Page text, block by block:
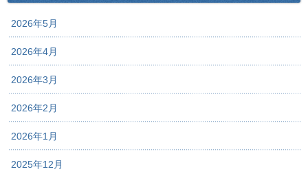
2026年5月
2026年4月
2026年3月
2026年2月
2026年1月
2025年12月